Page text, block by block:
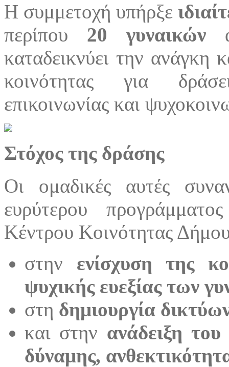
Η συμμετοχή υπήρξε
περίπου 20 γυναικών
καταδεικνύει την ανάγκη
κοινότητας για
επικοινωνίας και
Στόχος της δράσης
Οι ομαδικές αυτές
ευρύτερου
Κέντρου Κοινότητας
στην ενίσχυση της
ψυχικής ευεξίας των
στη δημιουργία
και στην ανάδειξη
δύναμης,